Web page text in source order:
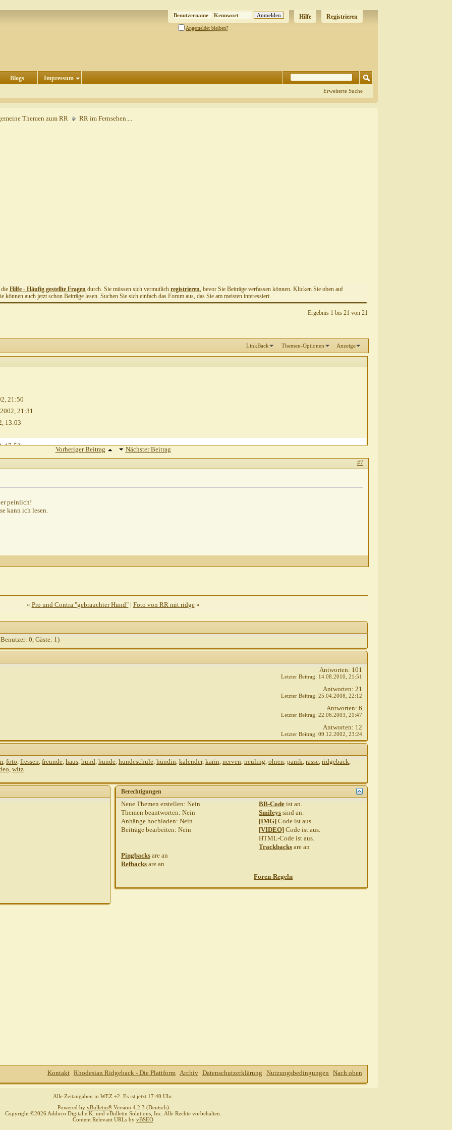
Registrieren
Hilfe
Angemeldet bleiben?
Blogs Impressum
Erweiterte Suche
Themen zum RR RR im Fernsehen....
Hilfe - Häufig gestellte Fragen durch. Sie müssen sich vermutlich registrieren, bevor Sie Beiträge verfassen können. Klicken Sie oben auf
können auch jetzt schon Beiträge lesen. Suchen Sie sich einfach das Forum aus, das Sie am meisten interessiert.
Ergebnis 1 bis 21 von 21
LinkBack Themen-Optionen Anzeige
21:50
21:31
13:03
17:53
09:33
06:45
Vorheriger Beitrag Nächster Beitrag
#7
peinlich!
kann ich lesen.
« Pro und Contra "gebrauchter Hund"| Foto von RR mit ridge »
0, Gäste: 1)
Antworten: 101
Letzter Beitrag: 14.08.2010, 21:51
Antworten: 21
Letzter Beitrag: 25.04.2008, 22:12
Antworten: 6
Letzter Beitrag: 22.06.2003, 21:47
Antworten: 12
Letzter Beitrag: 09.12.2002, 23:24
, foto, fressen, freunde, haus, hund, hunde, hundeschule, hündin, kalender, karin, nerven, neuling, ohren, panik, rasse, ridgeback,
, witz
Berechtigungen
Neue Themen erstellen:Nein
Themen beantworten:Nein
Anhänge hochladen:Nein
Beiträge bearbeiten:Nein
BB-Code istan.
Smileys sindan.
[IMG] Code istaus.
[VIDEO] Code istaus.
HTML-Code istaus.
Trackbacks arean
Pingbacks arean
Refbacks arean
Foren-Regeln
Kontakt Rhodesian Ridgeback - Die Plattform Archiv Datenschutzerklärung Nutzungsbedingungen Nach oben
Alle Zeitangaben in WEZ +2. Es ist jetzt 17:40 Uhr.
Powered by vBulletin®Version 4.2.3 (Deutsch)
Copyright ©2026 Adduco Digital e.K. und vBulletin Solutions, Inc. Alle Rechte vorbehalten.
Content Relevant URLs by vBSEO